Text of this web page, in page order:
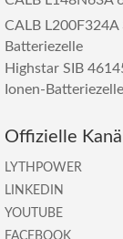
CALB L200F324A
Batteriezelle
Highstar SIB
Ionen-Batteriezelle
Offizielle
LYTHPOWER
LINKEDIN
YOUTUBE
FACEBOOK